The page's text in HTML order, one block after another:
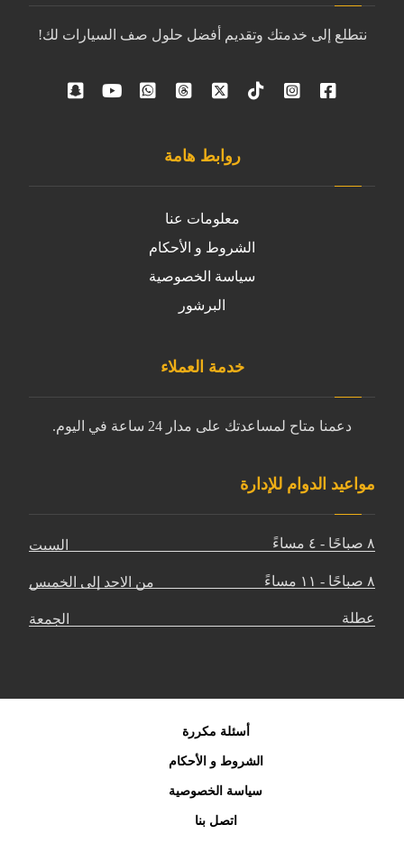
نتطلع إلى خدمتك وتقديم أفضل حلول صف السيارات لك!
روابط هامة
معلومات عنا
الشروط و الأحكام
سياسة الخصوصية
البرشور
خدمة العملاء
دعمنا متاح لمساعدتك على مدار 24 ساعة في اليوم.
مواعيد الدوام للإدارة
السبت ٨ صباحًا - ٤ مساءً
من الاحد إلى الخميس ٨ صباحًا - ١١ مساءً
الجمعة عطلة
أسئلة مكررة
الشروط و الأحكام
سياسة الخصوصية
اتصل بنا